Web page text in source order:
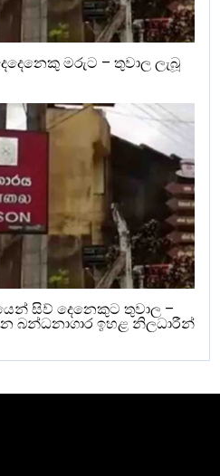
මරුට – තුවාල ලැබූ
සිව් දෙනෙකුට තුවාල –
බන්ධනාගාර ඉහළ නිලධාරීන්